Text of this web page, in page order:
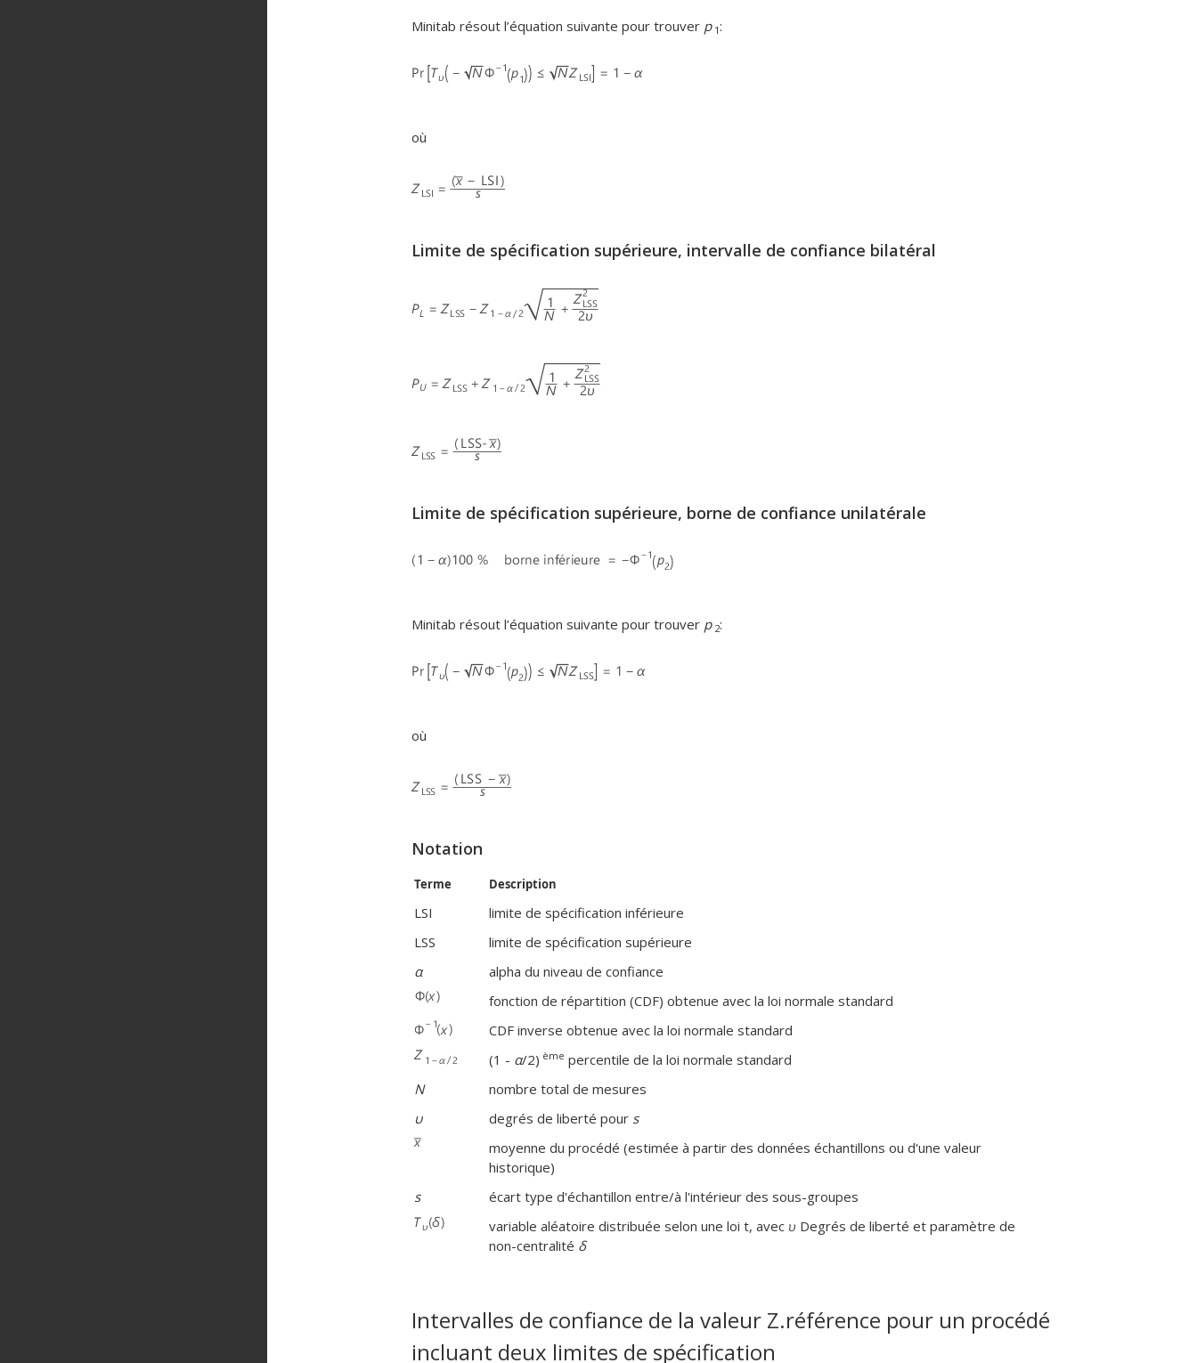
Minitab résout l’équation suivante pour trouver p 1:
où
Limite de spécification supérieure, intervalle de confiance bilatéral
Limite de spécification supérieure, borne de confiance unilatérale
Minitab résout l’équation suivante pour trouver p 2:
où
Notation
Terme Description
LSI
limite de spécification inférieure
LSS
limite de spécification supérieure
α
alpha du niveau de confiance
fonction de répartition (CDF) obtenue avec la loi normale standard
CDF inverse obtenue avec la loi normale standard
(1 - α/2) ème percentile de la loi normale standard
N
nombre total de mesures
υ
degrés de liberté pour s
moyenne du procédé (estimée à partir des données échantillons ou d'une valeur
historique)
s
écart type d'échantillon entre/à l'intérieur des sous-groupes
variable aléatoire distribuée selon une loi t, avec
Degrés de liberté et paramètre de
non-centralité δ
Intervalles de confiance de la valeur Z.référence pour un procédé
incluant deux limites de spécification